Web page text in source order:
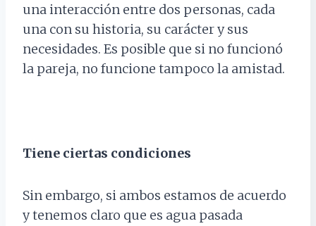
una interacción entre dos personas, cada
una con su historia, su carácter y sus
necesidades. Es posible que si no funcionó
la pareja, no funcione tampoco la amistad.
Tiene ciertas condiciones
Sin embargo, si ambos estamos de acuerdo
y tenemos claro que es agua pasada